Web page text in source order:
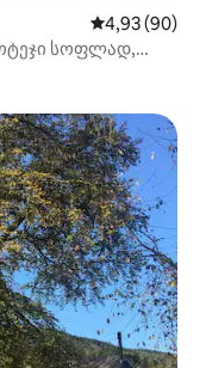
საშუალო
4,93 (90)
სოფლად,